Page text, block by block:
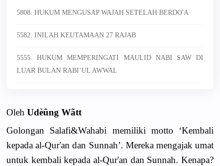
5808. HUKUM MENGUSAP WAJAH SETELAH BERDO'A
5582. INILAH KEUTAMAAN 27 RAJAB
5555. HUKUM MEMPERINGATI MAULID NABI SAW DI
LUAR BULAN RABI’UL AWWAL
Oleh Udèûng Wãtt
Golongan Salafi&Wahabi memiliki motto ‘Kembali
kepada al-Qur'an dan Sunnah’. Mereka mengajak umat
untuk kembali kepada al-Qur'an dan Sunnah. Kenapa?